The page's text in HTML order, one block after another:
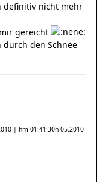
definitiv nicht mehr
gereicht
durch den Schnee
| hm 01:41:30h 05.2010